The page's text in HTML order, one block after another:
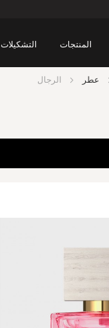
المنتجات التشكيلات
عطر الرجال